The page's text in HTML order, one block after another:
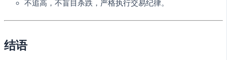
不追高，不盲目杀跌，严格执行交易纪律。
结语